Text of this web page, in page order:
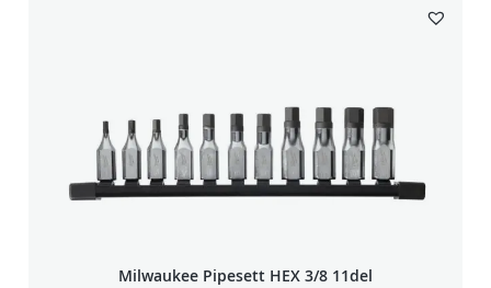
Milwaukee Pipesett HEX 3/8 11del